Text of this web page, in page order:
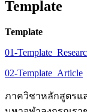
Template
Template
01-
02-Template_Article
ภาควิชาหลักสูตรแ